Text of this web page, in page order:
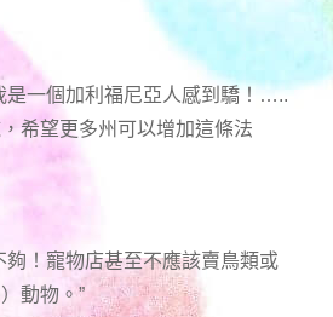
是一個加利福尼亞人感到驕！…..
希望更多州可以增加這條法
夠！寵物店甚至不應該賣鳥類或
動物。”